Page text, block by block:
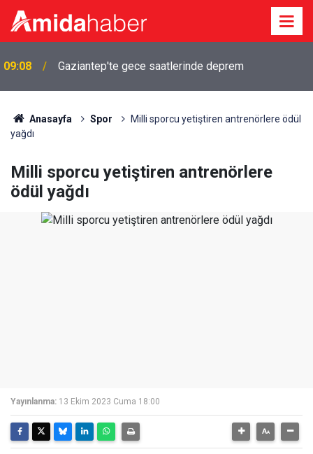
09:08 Gaziantep'te gece saatlerinde deprem
Anasayfa Spor
Milli sporcu yetiştiren antrenörlere ödül
yağdı
Milli sporcu yetiştiren antrenörlere
ödül yağdı
Yayınlanma: 13 Ekim 2023 Cuma 18:00